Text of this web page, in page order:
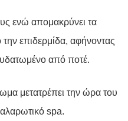
ενώ απομακρύνει τα
επιδερμίδα, αφήνοντας
από ποτέ.
μετατρέπει την ώρα του
spa.